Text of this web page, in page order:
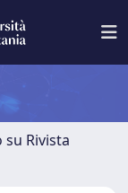
Rivista